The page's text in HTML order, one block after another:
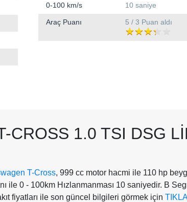
0-100 km/s 10 saniye
Araç Puanı 5 / 3 Puan aldı
CROSS 1.0 TSI DSG
T-Cross, 999 cc motor hacmi ile 110 hp
ile 0 - 100km Hızlanmanması 10 saniyedir. B
fiyatları ile son güncel bilgileri görmek için